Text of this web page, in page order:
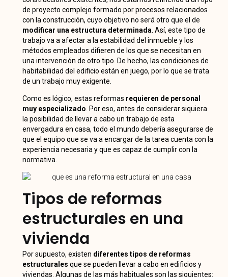
de proyecto complejo formado por procesos relacionados
con la construcción, cuyo objetivo no será otro que el de
modificar una estructura determinada . Así, este tipo de
trabajo va a afectar a la estabilidad del inmueble y los
métodos empleados difieren de los que se necesitan en
una intervención de otro tipo. De hecho, las condiciones de
habitabilidad del edificio están en juego, por lo que se trata
de un trabajo muy exigente.
Como es lógico, estas reformas requieren de personal
muy especializado . Por eso, antes de considerar siquiera
la posibilidad de llevar a cabo un trabajo de esta
envergadura en casa, todo el mundo debería asegurarse de
que el equipo que se va a encargar de la tarea cuenta con la
experiencia necesaria y que es capaz de cumplir con la
normativa.
Tipos de reformas
estructurales en una
vivienda
Por supuesto, existen diferentes tipos de reformas
estructurales que se pueden llevar a cabo en edificios y
viviendas. Algunas de las más habituales son las siguientes: